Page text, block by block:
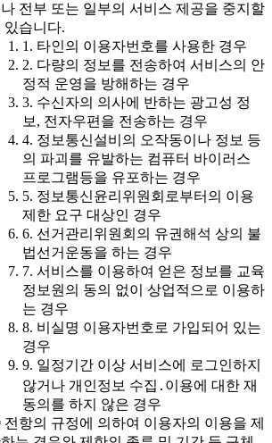
전부 또는 일부의 서비스 제공을 중지할
있습니다.
1. 타인의 이용자번호를 사용한 경우
2. 다량의 정보를 전송하여 서비스의 안
정적 운영을 방해하는 경우
3. 수신자의 의사에 반하는 광고성 정
보, 전자우편을 전송하는 경우
4. 정보통신설비의 오작동이나 정보 등
의 파괴를 유발하는 컴퓨터 바이러스
프로그램등을 유포하는 경우
5. 정보통신윤리위원회로부터의 이용
제한 요구 대상인 경우
6. 선거관리위원회의 유권해석 상의 불
법선거운동을 하는 경우
7. 서비스를 이용하여 얻은 정보를 교육
정보원의 동의 없이 상업적으로 이용하
는 경우
8. 비실명 이용자번호로 가입되어 있는
경우
9. 일정기간 이상 서비스에 로그인하지
않거나 개인정보 수집․이용에 대한 재
동의를 하지 않은 경우
항의 규정에 의하여 이용자의 이용을 제